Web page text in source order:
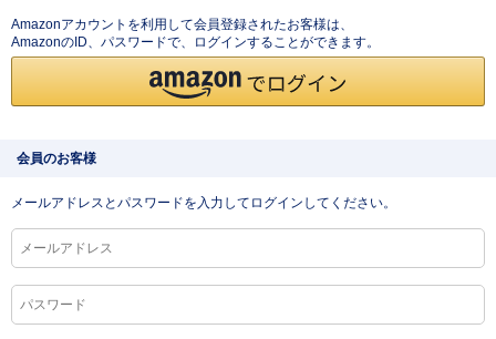
Amazonアカウントを利用して会員登録されたお客様は、
AmazonのID、パスワードで、ログインすることができます。
会員のお客様
メールアドレスとパスワードを入力してログインしてください。